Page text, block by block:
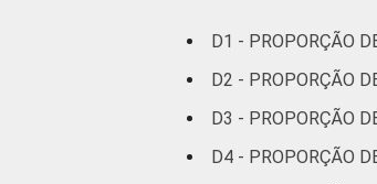
Fonte: NIC.br - set
D1 - PROPORÇÃO
D2 - PROPORÇÃO
D3 - PROPORÇÃO
D4 - PROPORÇÃO